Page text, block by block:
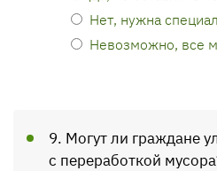
Нет, нужна
Невозможно, все
9. Могут ли граждане
с переработкой